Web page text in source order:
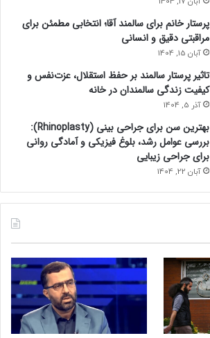
پرستار خانم برای سالمند آقا؛ انتخابی مطمئن برای
مراقبتی دقیق و انسانی
آبان 15, 1404
تاثیر پرستار سالمند بر حفظ استقلال، عزت‌نفس و
کیفیت زندگی سالمندان در خانه
آذر 5, 1404
بهترین سن برای جراحی بینی (Rhinoplasty):
بررسی عوامل رشد، بلوغ فیزیکی و آمادگی روانی
برای جراحی زیبایی
آبان 22, 1404